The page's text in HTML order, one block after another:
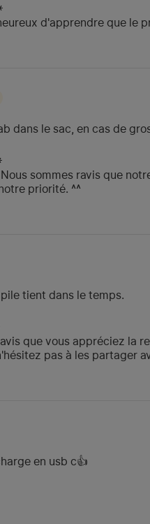
d'apprendre que le
dans le sac, en cas de
sommes ravis que
priorité. ^^
tient dans le temps.
que vous appréciez la
pas à les partager
en usb c👍